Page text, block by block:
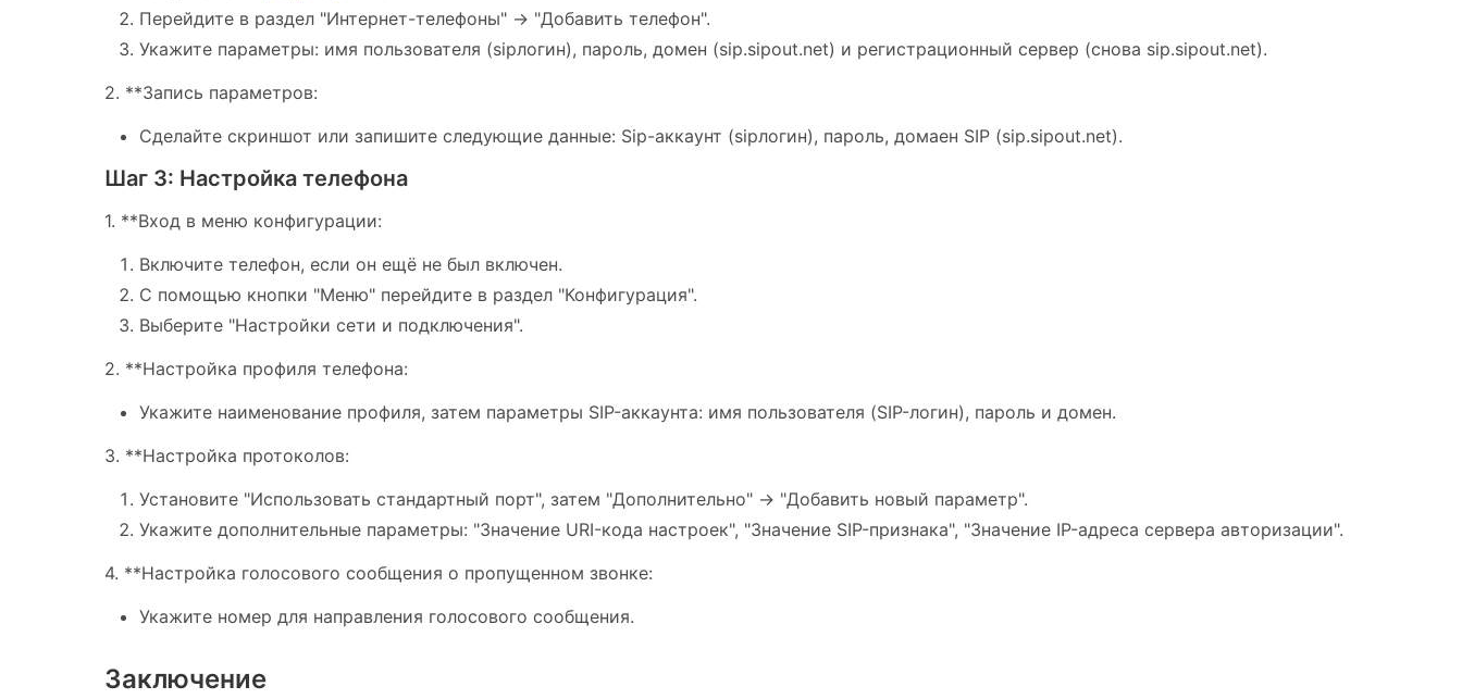
Перейдите в раздел "Интернет-телефоны" -> "Добавить телефон".
Укажите параметры: имя пользователя (sipлогин), пароль, домен (sip.sipout.net) и регистрационный сервер (снова sip.sipout.net).
2. **Запись параметров:
Сделайте скриншот или запишите следующие данные: Sip-аккаунт (sipлогин), пароль, домаен SIP (sip.sipout.net).
Шаг 3: Настройка телефона
1. **Вход в меню конфигурации:
Включите телефон, если он ещё не был включен.
С помощью кнопки "Меню" перейдите в раздел "Конфигурация".
Выберите "Настройки сети и подключения".
2. **Настройка профиля телефона:
Укажите наименование профиля, затем параметры SIP-аккаунта: имя пользователя (SIP-логин), пароль и домен.
3. **Настройка протоколов:
Установите "Использовать стандартный порт", затем "Дополнительно" -> "Добавить новый параметр".
Укажите дополнительные параметры: "Значение URI-кода настроек", "Значение SIP-признака", "Значение IP-адреса сервера авторизации".
4. **Настройка голосового сообщения о пропущенном звонке:
Укажите номер для направления голосового сообщения.
Заключение